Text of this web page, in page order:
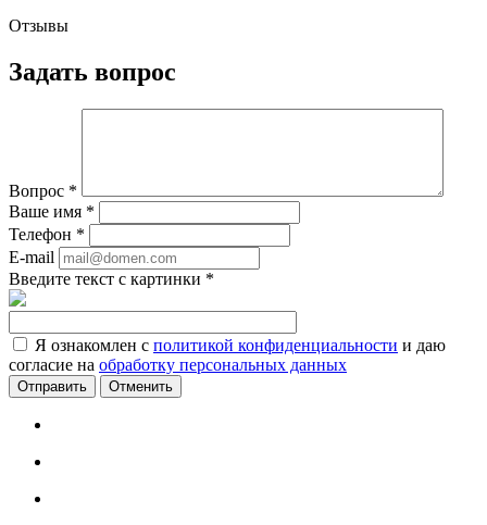
Отзывы
Задать вопрос
Вопрос *
Ваше имя *
Телефон *
E-mail
Введите текст с картинки *
Я ознакомлен с политикой конфиденциальности и даю
согласие на обработку персональных данных
Отменить